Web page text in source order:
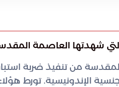
من تنفيذ ضربة
الإندونيسية. تورط